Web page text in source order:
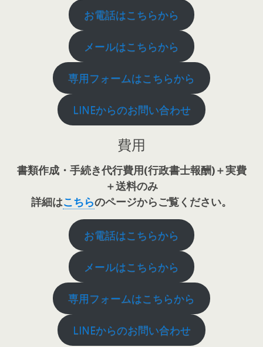
お電話はこちらから
メールはこちらから
専用フォームはこちらから
LINEからのお問い合わせ
費用
書類作成・手続き代行費用(行政書士報酬)＋実費
＋送料のみ
詳細はこちらのページからご覧ください。
お電話はこちらから
メールはこちらから
専用フォームはこちらから
LINEからのお問い合わせ